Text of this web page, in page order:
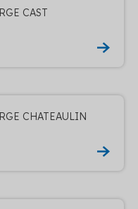
CAST
CHATEAULIN